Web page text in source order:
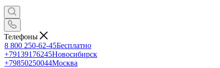
Телефоны
8 800 250-62-45Бесплатно
+79139176245Новосибирск
+79850250044Москва